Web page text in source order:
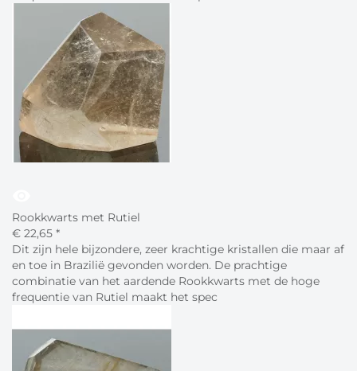
Rookkwarts met Rutiel
€ 22,65 *
Dit zijn hele bijzondere, zeer krachtige kristallen die maar af
en toe in Brazilië gevonden worden. De prachtige
combinatie van het aardende Rookkwarts met de hoge
frequentie van Rutiel maakt het spec